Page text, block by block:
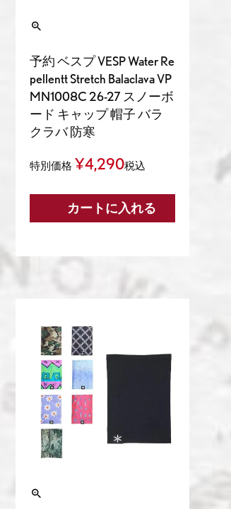
予約 ベスプ VESP Water Re
pellentt Stretch Balaclava VP
MN1008C 26-27 スノーボ
ード キャップ 帽子 バラ
クラバ 防寒
特別価格 ¥4,290税込
カートに入れる